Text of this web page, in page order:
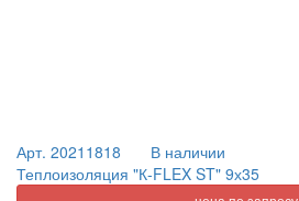
Арт. 20211818
В наличии
Теплоизоляция "К-FLEX ST" 9х35